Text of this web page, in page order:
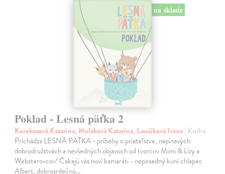
na sklade
Poklad - Lesná päťka 2
Kerekesová Katarína, Moláková Katarína, Laučíková Ivana| Kniha
Prichádza LESNÁ PÄŤKA - príbehy o priateľstve, napínavých
dobrodružstvách a nevšedných objavoch od tvorcov Mimi & Lízy a
Websterovcov! Čakajú vás noví kamaráti - neposedný kuní chlapec
Albert, dobrosrdečný…